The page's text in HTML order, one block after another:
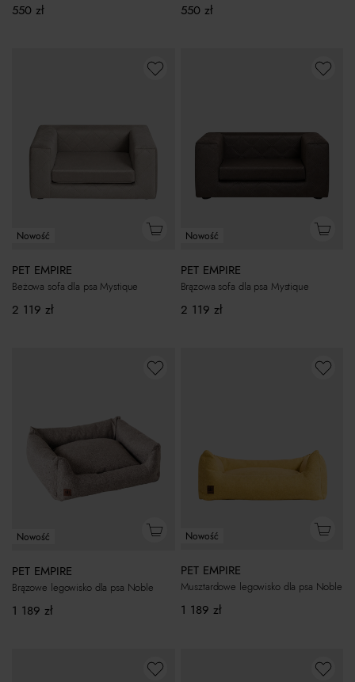
550 zł 550 zł
Nowość
PET EMPIRE
Beżowa sofa dla psa Mystique
2 119 zł
Nowość
PET EMPIRE
Brązowa sofa dla psa Mystique
2 119 zł
Nowość
PET EMPIRE
Brązowe legowisko dla psa Noble
1 189 zł
Nowość
PET EMPIRE
Musztardowe legowisko dla psa Noble
1 189 zł